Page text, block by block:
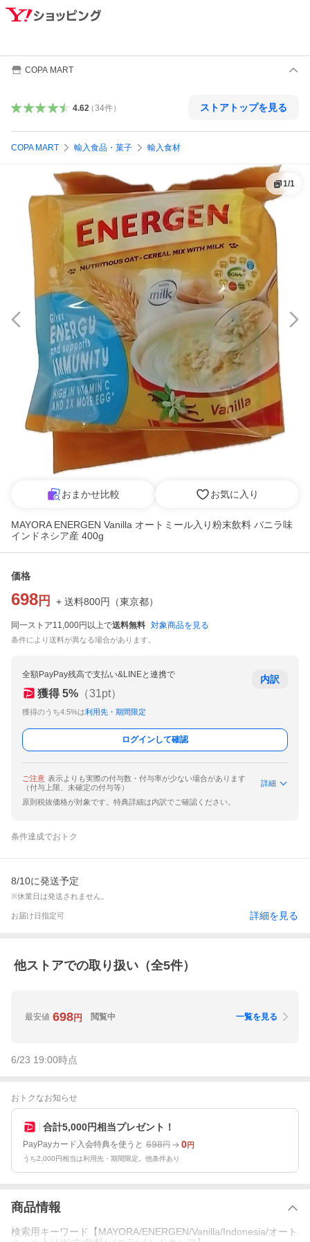
COPA MART
4.62（34件） ストアトップを見る
COPA MART 輸入食品・菓子 輸入食材
1/1
おまかせ比較 お気に入り
MAYORA ENERGEN Vanilla オートミール入り粉末飲料 バニラ味
インドネシア産 400g
価格
698 円 + 送料800円 （東京都）
同一ストア11,000円以上で送料無料 対象商品を見る
条件により送料が異なる場合があります。
全額PayPay残高で支払い&LINEと連携で
獲得 5% （31pt）
獲得のうち4.5%は利用先・期間限定
内訳
ログインして確認
ご注意 表示よりも実際の付与数・付与率が少ない場合があります
（付与上限、未確定の付与等）
詳細
原則税抜価格が対象です。特典詳細は内訳でご確認ください。
条件達成でおトク
8/10に発送予定
※休業日は発送されません。
お届け日指定可 詳細を見る
他ストアでの取り扱い（全5件）
最安値 698円 閲覧中 一覧を見る
6/23 19:00時点
おトクなお知らせ
合計5,000円相当プレゼント！
PayPayカード入会特典を使うと 698円 0円
うち2,000円相当は利用先・期間限定。他条件あり
商品情報
検索用キーワード【MAYORA/ENERGEN/Vanilla/Indonesia/オート